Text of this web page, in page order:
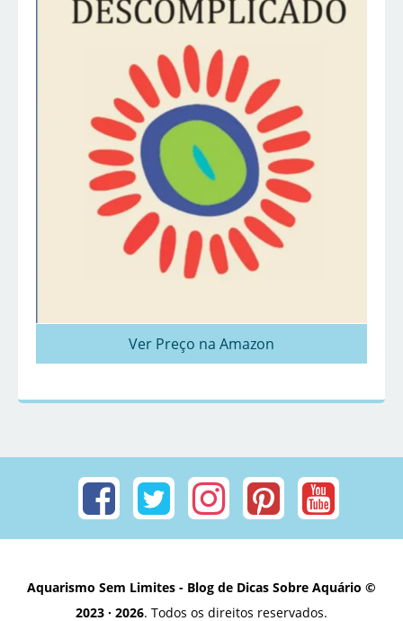
Ver Preço na Amazon
Aquarismo Sem Limites - Blog de Dicas Sobre Aquário ©
2023 · 2026. Todos os direitos reservados.